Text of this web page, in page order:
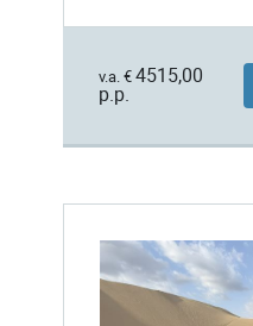
v.a. € 4515,00
p.p.